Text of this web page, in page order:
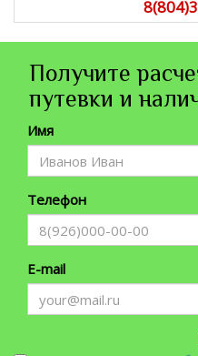
Получите
путевки и
Имя
Телефон
E-mail